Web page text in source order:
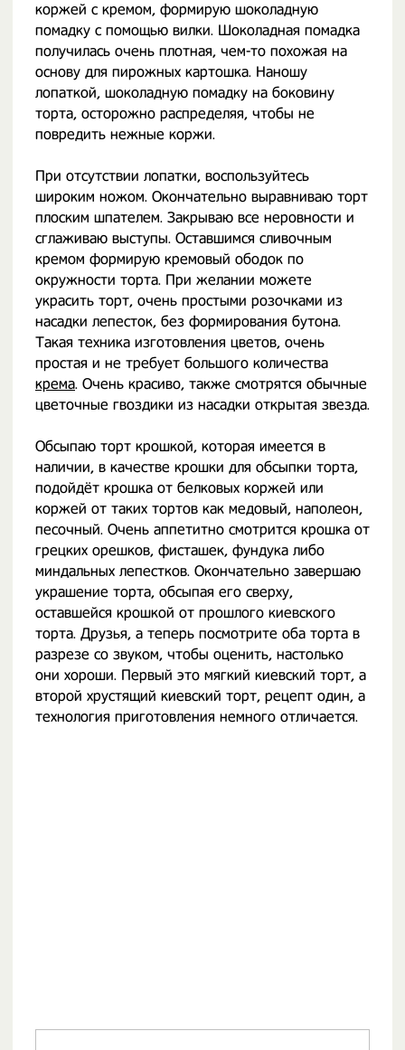
коржей с кремом, формирую шоколадную
помадку с помощью вилки. Шоколадная помадка
получилась очень плотная, чем-то похожая на
основу для пирожных картошка. Наношу
лопаткой, шоколадную помадку на боковину
торта, осторожно распределяя, чтобы не
повредить нежные коржи.
При отсутствии лопатки, воспользуйтесь
широким ножом. Окончательно выравниваю торт
плоским шпателем. Закрываю все неровности и
сглаживаю выступы. Оставшимся сливочным
кремом формирую кремовый ободок по
окружности торта. При желании можете
украсить торт, очень простыми розочками из
насадки лепесток, без формирования бутона.
Такая техника изготовления цветов, очень
простая и не требует большого количества
крема. Очень красиво, также смотрятся обычные
цветочные гвоздики из насадки открытая звезда.
Обсыпаю торт крошкой, которая имеется в
наличии, в качестве крошки для обсыпки торта,
подойдёт крошка от белковых коржей или
коржей от таких тортов как медовый, наполеон,
песочный. Очень аппетитно смотрится крошка от
грецких орешков, фисташек, фундука либо
миндальных лепестков. Окончательно завершаю
украшение торта, обсыпая его сверху,
оставшейся крошкой от прошлого киевского
торта. Друзья, а теперь посмотрите оба торта в
разрезе со звуком, чтобы оценить, настолько
они хороши. Первый это мягкий киевский торт, а
второй хрустящий киевский торт, рецепт один, а
технология приготовления немного отличается.